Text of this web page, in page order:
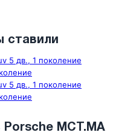
ставили
5 дв., 1 поколение
5 дв., 1 поколение
MCT.MA